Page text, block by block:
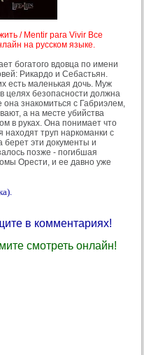
/ Mentir para Vivir Все
на русском языке.
богатого вдовца по имени
Рикардо и Себастьян.
есть маленькая дочь. Муж
целях безопасности должна
знакомиться с Габриэлем,
а на месте убийства
в руках. Она понимает что
труп наркоманки с
эти документы и
позже - погибшая
Орести, и ее давно уже
в комментариях!
смотреть онлайн!